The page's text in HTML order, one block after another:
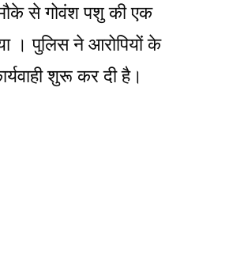
से गोवंश पशु की एक
। पुलिस ने आरोपियों के
शुरू कर दी है।